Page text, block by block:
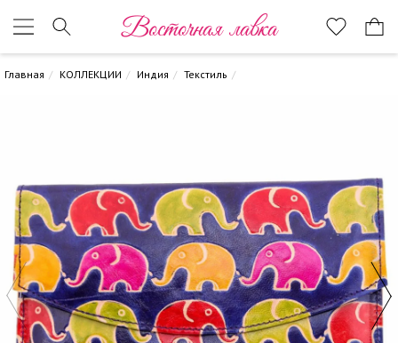
Восточная лавка
Главная КОЛЛЕКЦИИ Индия Текстиль